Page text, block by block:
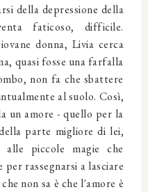
della depressione della
faticoso, difficile.
donna, Livia cerca
quasi fosse una farfalla
non fa che sbattere
al suolo. Così,
un amore - quello per la
parte migliore di lei,
piccole magie che
rassegnarsi a lasciare
non sa è che l'amore è